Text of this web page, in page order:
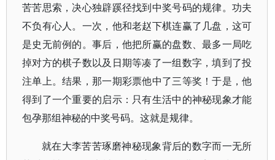
苦苦思索，决心独辟蹊径找到中奖号码的规律。功夫
不负有心人。一次，他和老赵下棋连赢了几盘，这可
是史无前例的。事后，他把所赢的盘数、最多一局吃
掉对方的棋子数以及日期等凑了一组数字，填到了投
注单上。结果，那一期彩票他中了三等奖！于是，他
得到了一个重要的启示：只有生活中的神秘现象才能
包孕那组神秘的中奖号码。这就是规律。
就在大李苦苦琢磨神秘现象背后的数字而一无所